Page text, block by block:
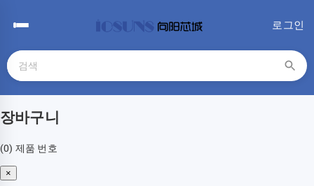
로그인
장바구니
(0) 제품 번호
×